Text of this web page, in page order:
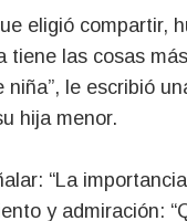
eligió compartir,
tiene las cosas
le escribió
hija menor.
“La
y admiración: